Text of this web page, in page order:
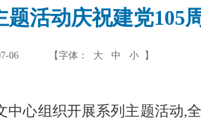
活动庆祝建党105
06 【字体： 大 中 小 】
中心组织开展系列主题活动,